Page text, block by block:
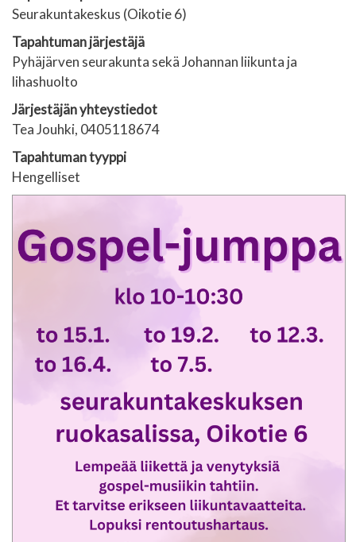
Seurakuntakeskus (Oikotie 6)
Tapahtuman järjestäjä
Pyhäjärven seurakunta sekä Johannan liikunta ja
lihashuolto
Järjestäjän yhteystiedot
Tea Jouhki, 0405118674
Tapahtuman tyyppi
Hengelliset